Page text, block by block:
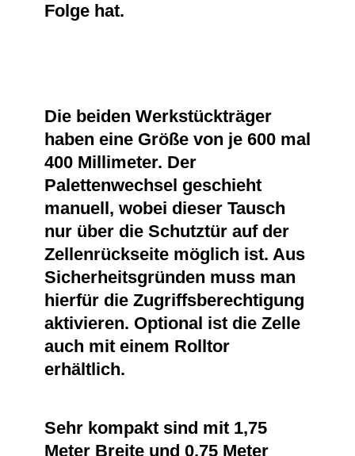
Folge hat.
Die beiden Werkstückträger
haben eine Größe von je 600 mal
400 Millimeter. Der
Palettenwechsel geschieht
manuell, wobei dieser Tausch
nur über die Schutztür auf der
Zellenrückseite möglich ist. Aus
Sicherheitsgründen muss man
hierfür die Zugriffsberechtigung
aktivieren. Optional ist die Zelle
auch mit einem Rolltor
erhältlich.
Sehr kompakt sind mit 1,75
Meter Breite und 0,75 Meter